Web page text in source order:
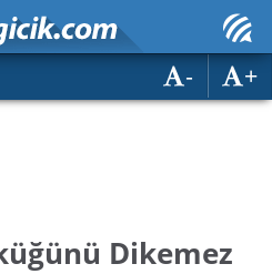
+
-
Dikemez